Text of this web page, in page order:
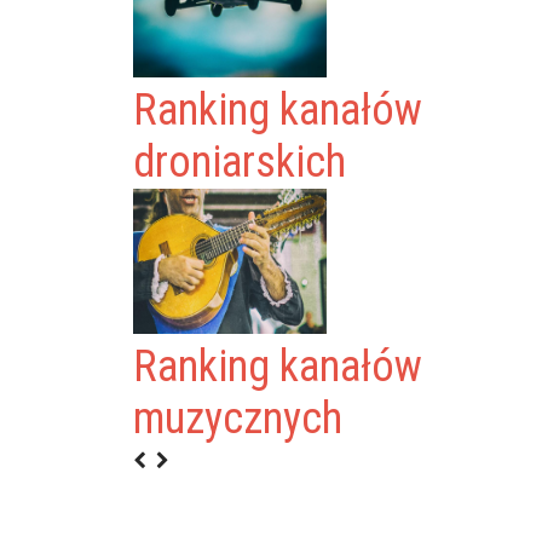
Ranking kanałów
droniarskich
Ranking kanałów
muzycznych
[PL]